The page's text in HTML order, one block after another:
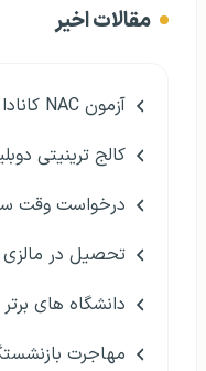
مقالات اخیر
آزمون NAC کانادا
کالج ترینیتی
درخواست وقت
تحصیل در
دانشگاه های
مهاجرت